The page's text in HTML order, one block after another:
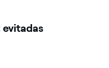
evitadas